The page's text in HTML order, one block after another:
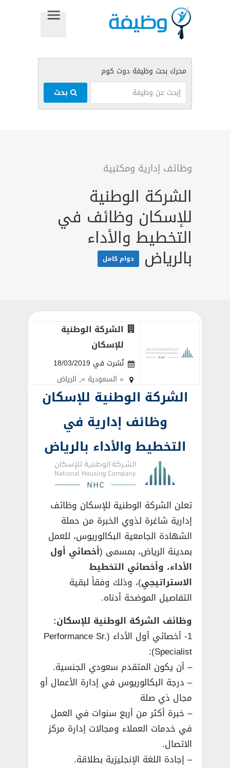
وظائف إدارية ومكتبية
الشركة الوطنية
للإسكان وظائف في
التخطيط والأداء
بالرياض دوام كامل
الشركة الوطنية
للإسكان
نُشرت في 18/03/2019
« السعودية », الرياض
الشركة الوطنية للإسكان
وظائف إدارية في
التخطيط والأداء بالرياض
تعلن الشركة الوطنية للإسكان وظائف
إدارية شاغرة لذوي الخبرة من حملة
الشهادة الجامعية البكالوريوس، للعمل
بمدينة الرياض، بمسمى (أخصائي أول
الأداء، وأخصائي التخطيط
الاستراتيجي)، وذلك وفقاً لبقية
التفاصيل الموضحة أدناه.
وظائف الشركة الوطنية للإسكان:
1- أخصائي أول الأداء (Performance Sr.
Specialist):
– أن يكون المتقدم سعودي الجنسية.
– درجة البكالوريوس في إدارة الأعمال أو
مجال ذي صلة
– خبرة أكثر من أربع سنوات في العمل
في خدمات العملاء ومجالات إدارة مركز
الاتصال.
– إجادة اللغة الإنجليزية بطلاقة.